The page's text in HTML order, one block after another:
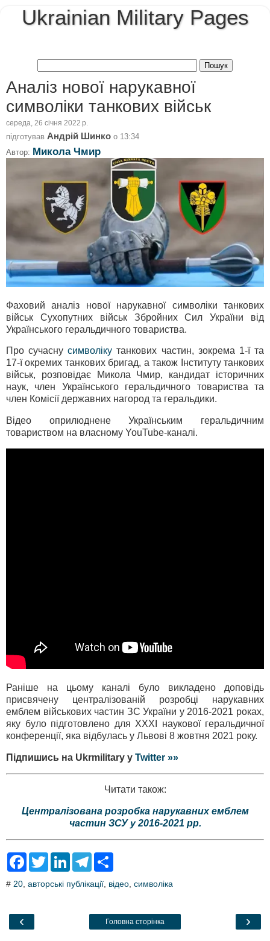
Ukrainian Military Pages
Аналіз нової нарукавної
символіки танкових військ
середа, 26 січня 2022 р.
підготував Андрій Шинко о 13:34
Автор: Микола Чмир
Фаховий аналіз нової нарукавної символіки танкових
військ Сухопутних військ Збройних Сил України від
Українського геральдичного товариства.
Про сучаснусимволіку танкових частин, зокрема 1-ї та
17-ї окремих танкових бригад, а також Інституту танкових
військ, розповідає Микола Чмир, кандидат історичних
наук, член Українського геральдичного товариства та
член Комісії державних нагород та геральдики.
Відео оприлюднене Українським геральдичним
товариством на власному YouTube-каналі.
Раніше на цьому каналі було викладено доповідь
присвячену централізованій розробці нарукавних
емблем військових частин ЗС України у 2016-2021 роках,
яку було підготовлено для ХХХІ наукової геральдичної
конференції, яка відбулась у Львові 8 жовтня 2021 року.
Підпишись на Ukrmilitary у Twitter »»
Читати також:
Централізована розробка нарукавних емблем
частин ЗСУ у 2016-2021 рр.
F
e
o
T
t
L
k
T
e
a
r
# 20 авторські публікації відео символіка
‹ ›
Головна сторінка